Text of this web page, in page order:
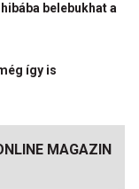
belebukhat a
így is
MAGAZIN